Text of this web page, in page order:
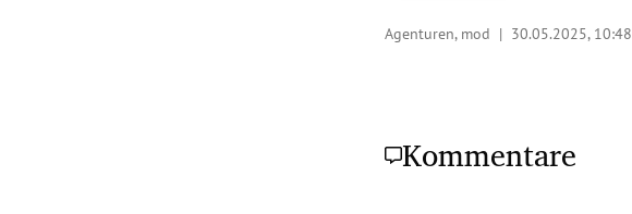
Agenturen, mod | 30.05.2025, 10:48
Kommentare